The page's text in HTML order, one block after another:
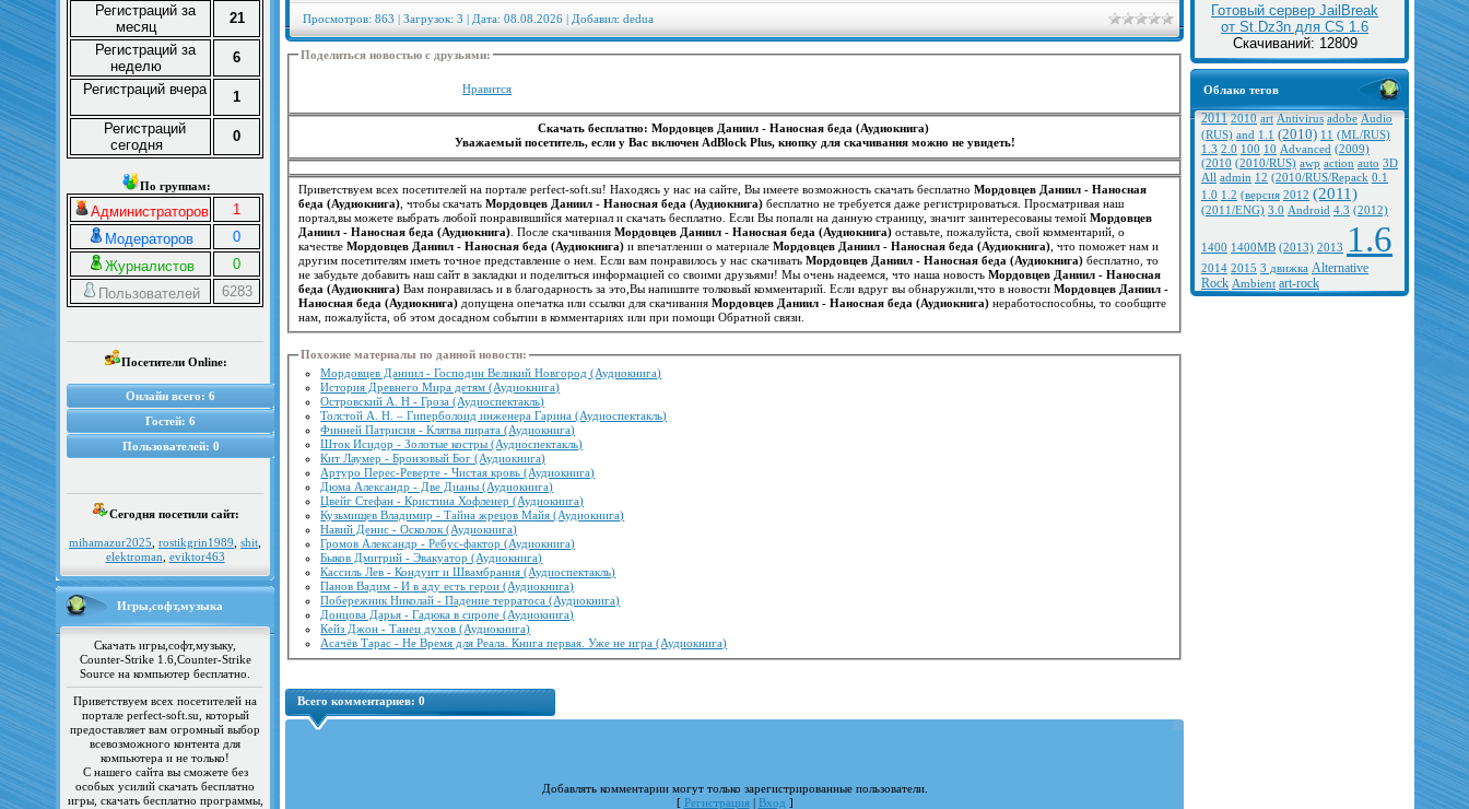
Регистраций за
месяц
21
Регистраций за
неделю
6
Регистраций вчера
1
Регистраций
сегодня
0
По группам:
Администраторов
1
Модераторов
0
Журналистов
0
Пользователей
6283
Посетители Online:
Онлайн всего: 6
Гостей: 6
Пользователей: 0
Сегодня посетили сайт:
mihamazur2025 rostikgrin1989 shit
elektroman eviktor463
Игры,софт,музыка
Скачать игры,софт,музыку,
Counter-Strike 1.6,Counter-Strike
Source на компьютер бесплатно.
Приветствуем всех посетителей на
портале perfect-soft.su, который
предоставляет вам огромный выбор
всевозможного контента для
компьютера и не только!
С нашего сайта вы сможете без
особых усилий скачать бесплатно
игры, скачать бесплатно программы,
Готовый сервер JailBreak
от St.Dz3n для CS 1.6
Скачиваний: 12809
Облако тегов
2011 2010 art Antivirus adobe Audio
(RUS) and 1.1 (2010) 11 (ML/RUS)
1.3 2.0 100 10 Advanced (2009)
(2010 (2010/RUS) awp action auto 3D
All admin 12 (2010/RUS/Repack 0.1
1.0 1.2 (версия 2012 (2011)
(2011/ENG) 3.0 Android 4.3 (2012)
1400 1400MB (2013) 2013 1.6
2014 2015 3 движка Alternative
Rock Ambient art-rock
Просмотров: 863 | Загрузок: 3 | Дата: 08.08.2026 | Добавил: dedua
Поделиться новостью с друзьями:
Нравится
Скачать бесплатно: Мордовцев Даниил - Наносная беда (Аудиокнига)
Уважаемый посетитель, если у Вас включен AdBlock Plus, кнопку для скачивания можно не увидеть!
Приветствуем всех посетителей на портале perfect-soft.su! Находясь у нас на сайте, Вы имеете возможность скачать бесплатноМордовцев Даниил - Наносная
беда (Аудиокнига) , чтобы скачатьМордовцев Даниил - Наносная беда (Аудиокнига) бесплатно не требуется даже регистрироваться. Просматривая наш
портал,вы можете выбрать любой понравившийся материал и скачать бесплатно. Если Вы попали на данную страницу, значит заинтересованы темойМордовцев
Даниил - Наносная беда (Аудиокнига) . После скачиванияМордовцев Даниил - Наносная беда (Аудиокнига) оставьте, пожалуйста, свой комментарий, о
качествеМордовцев Даниил - Наносная беда (Аудиокнига) и впечатлении о материалеМордовцев Даниил - Наносная беда (Аудиокнига) , что поможет нам и
другим посетителям иметь точное представление о нем. Если вам понравилось у нас скачиватьМордовцев Даниил - Наносная беда (Аудиокнига) бесплатно, то
не забудьте добавить наш сайт в закладки и поделиться информацией со своими друзьями! Мы очень надеемся, что наша новостьМордовцев Даниил - Наносная
беда (Аудиокнига) Вам понравилась и в благодарность за это,Вы напишите толковый комментарий. Если вдруг вы обнаружили,что в новостиМордовцев Даниил -
Наносная беда (Аудиокнига) допущена опечатка или ссылки для скачиванияМордовцев Даниил - Наносная беда (Аудиокнига) неработоспособны, то сообщите
нам, пожалуйста, об этом досадном событии в комментариях или при помощи Обратной связи.
Похожие материалы по данной новости:
Мордовцев Даниил - Господин Великий Новгород (Аудиокнига)
История Древнего Мира детям (Аудиокнига)
Островский А. Н - Гроза (Аудиоспектакль)
Толстой А. Н. – Гиперболоид инженера Гарина (Аудиоспектакль)
Финней Патрисия - Клятва пирата (Аудиокнига)
Шток Исидор - Золотые костры (Аудиоспектакль)
Кит Лаумер - Бронзовый Бог (Аудиокнига)
Артуро Перес-Реверте - Чистая кровь (Аудиокнига)
Дюма Александр - Две Дианы (Аудиокнига)
Цвейг Стефан - Кристина Хофленер (Аудиокнига)
Кузьмищев Владимир - Тайна жрецов Майя (Аудиокнига)
Навий Денис - Осколок (Аудиокнига)
Громов Александр - Ребус-фактор (Аудиокнига)
Быков Дмитрий - Эвакуатор (Аудиокнига)
Кассиль Лев - Кондуит и Швамбрания (Аудиоспектакль)
Панов Вадим - И в аду есть герои (Аудиокнига)
Побережник Николай - Падение терратоса (Аудиокнига)
Донцова Дарья - Гадюка в сиропе (Аудиокнига)
Кейз Джон - Танец духов (Аудиокнига)
Асачёв Тарас - Не Время для Реала. Книга первая. Уже не игра (Аудиокнига)
Всего комментариев: 0
Добавлять комментарии могут только зарегистрированные пользователи.
[ Регистрация| Вход ]